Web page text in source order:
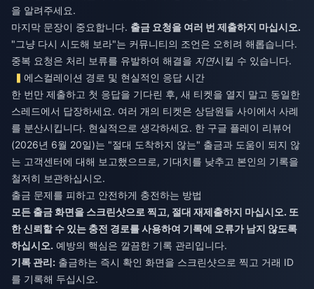
을 알려주세요.
마지막 문장이 중요합니다. 출금 요청을 여러 번 제출하지 마십시오.
"그냥 다시 시도해 보라"는 커뮤니티의 조언은 오히려 해롭습니다.
중복 요청은 처리 보류를 유발하여 해결을 지연시킬 수 있습니다.
에스컬레이션 경로 및 현실적인 응답 시간
한 번만 제출하고 첫 응답을 기다린 후, 새 티켓을 열지 말고 동일한
스레드에서 답장하세요. 여러 개의 티켓은 상담원들 사이에서 사례
를 분산시킵니다. 현실적으로 생각하세요. 한 구글 플레이 리뷰어
(2026년 6월 20일)는 "절대 도착하지 않는" 출금과 도움이 되지 않
는 고객센터에 대해 보고했으므로, 기대치를 낮추고 본인의 기록을
철저히 보관하십시오.
출금 문제를 피하고 안전하게 충전하는 방법
모든 출금 화면을 스크린샷으로 찍고, 절대 재제출하지 마십시오. 또
한 신뢰할 수 있는 충전 경로를 사용하여 기록에 오류가 남지 않도록
하십시오. 예방의 핵심은 깔끔한 기록 관리입니다.
기록 관리: 출금하는 즉시 확인 화면을 스크린샷으로 찍고 거래 ID
를 기록해 두십시오.